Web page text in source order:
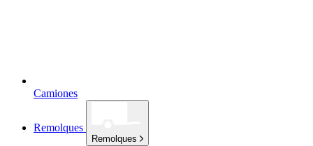
Camiones
Remolques
Remolques